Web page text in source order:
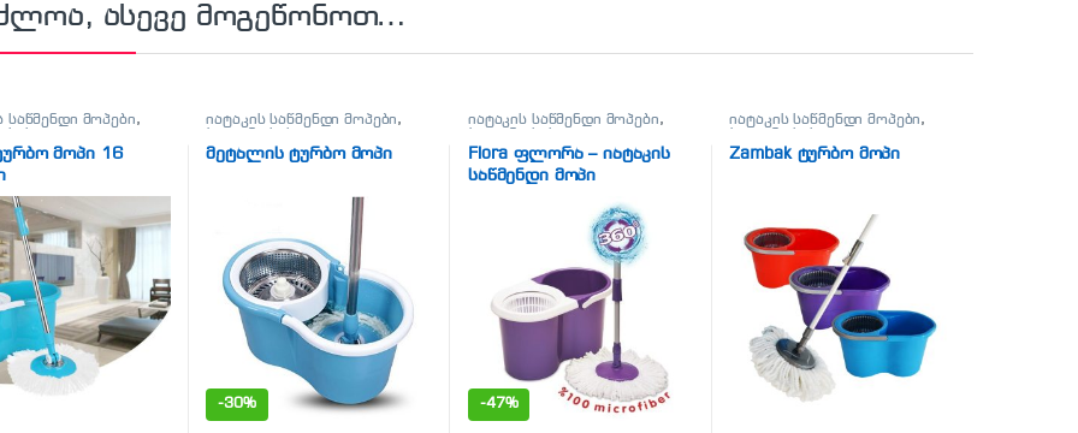
ასევე მოგეწონოთ…
საწმენდი მოპები,
მოპი 16
იატაკის საწმენდი მოპები,
მეტალის ტურბო მოპი
-30%
იატაკის საწმენდი მოპები,
Flora ფლორა – იატაკის
საწმენდი მოპი
-47%
იატაკის საწმენდი მოპები,
Zambak ტურბო მოპი